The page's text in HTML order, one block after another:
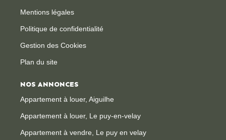
Mentions légales
Politique de confidentialité
Gestion des Cookies
Plan du site
NOS ANNONCES
Appartement à louer, Aiguilhe
Appartement à louer, Le puy-en-velay
Appartement à vendre, Le puy en velay